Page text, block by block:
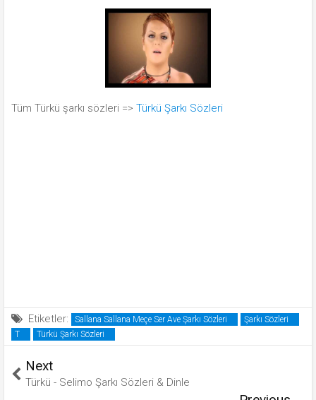
Tüm Türkü şarkı sözleri => Türkü Şarkı Sözleri
Etiketler: Sallana Sallana Meçe Ser Ave Şarkı Sözleri
Şarkı Sözleri
T
Türkü Şarkı Sözleri
Next
Türkü - Selimo Şarkı Sözleri & Dinle